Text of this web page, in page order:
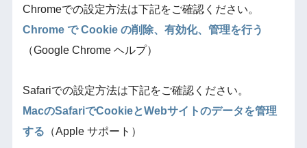
Chromeでの設定方法は下記をご確認ください。
Chrome で Cookie の削除、有効化、管理を行う
（Google Chrome ヘルプ）
Safariでの設定方法は下記をご確認ください。
MacのSafariでCookieとWebサイトのデータを管理
する （Apple サポート）